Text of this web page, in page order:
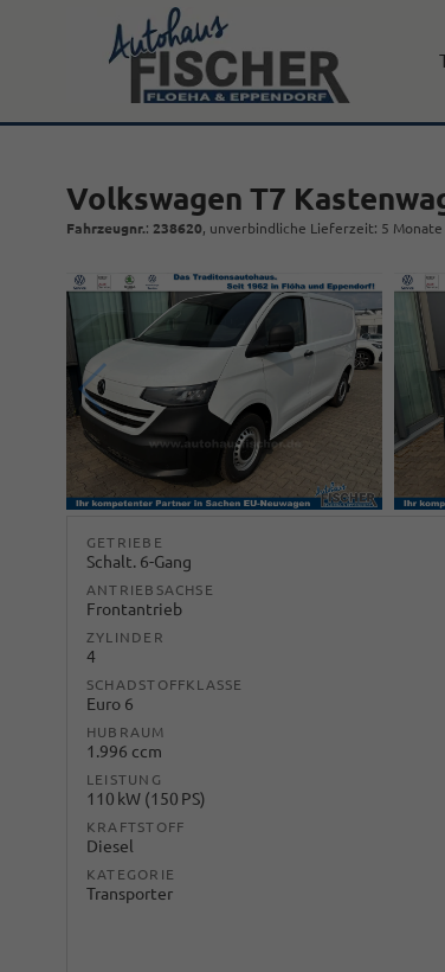
Volkswagen T7
Fahrzeugnr.: 238620, unverbindliche Lieferzeit: 5 Monate
GETRIEBE
Schalt. 6-Gang
ANTRIEBSACHSE
Frontantrieb
ZYLINDER
4
SCHADSTOFFKLASSE
Euro 6
HUBRAUM
1.996 ccm
LEISTUNG
110 kW (150 PS)
KRAFTSTOFF
Diesel
KATEGORIE
Transporter